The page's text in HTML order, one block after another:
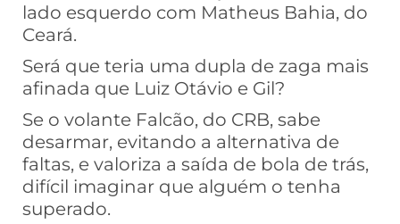
lado esquerdo com Matheus Bahia, do
Ceará.
Será que teria uma dupla de zaga mais
afinada que Luiz Otávio e Gil?
Se o volante Falcão, do CRB, sabe
desarmar, evitando a alternativa de
faltas, e valoriza a saída de bola de trás,
difícil imaginar que alguém o tenha
superado.